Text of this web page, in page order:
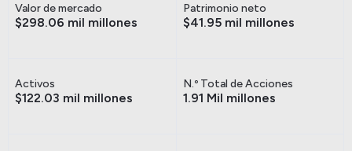
Valor de mercado
$298.06 mil millones
Patrimonio neto
$41.95 mil millones
Activos
$122.03 mil millones
N.º Total de Acciones
1.91 Mil millones